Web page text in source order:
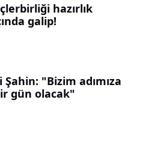
hazırlık
galip!
Şahin: "Bizim adımıza
gün olacak"